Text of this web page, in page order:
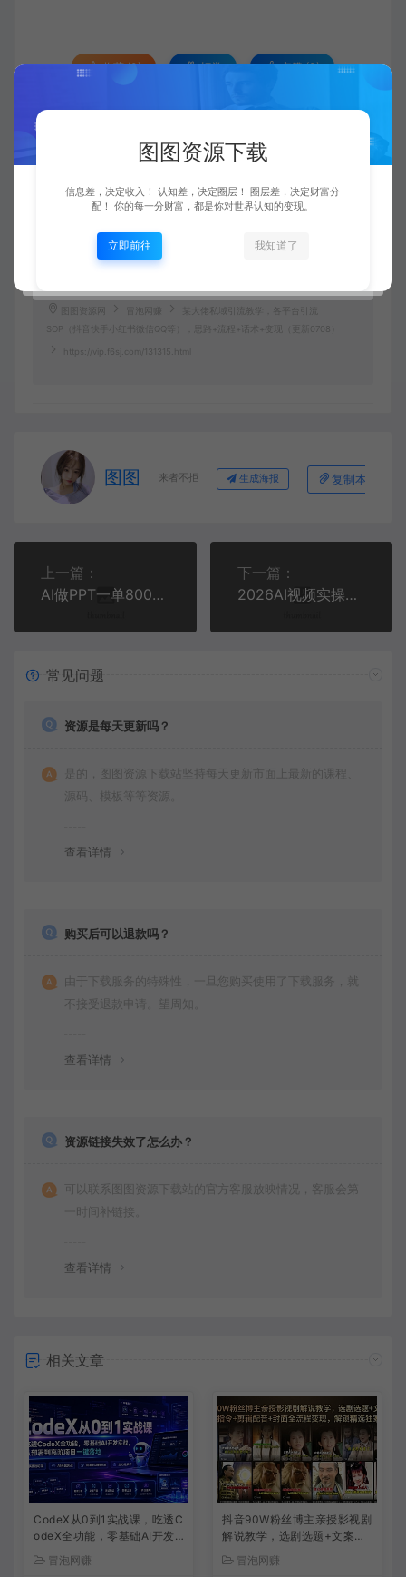
收藏 (0) 打赏 点赞 (0)
1. 本站所有资源来源于用户上传和网络，如有侵权请邮件联系站长！
2. 分享目的仅供大家学习和交流，您必须在下载后24小时内删除！
4. 本站提供的源码、模板、插件等等其他资源，都不包含技术服务请大家谅
6. 本站资源售价只是赞助，收取费用仅维持本站的日常运营所需！
7. 如果您也有好的资源或教程，您可以投稿发布，成功分享后有图币奖励和
图图资源网 冒泡网赚
某大佬私域引流教学，各平台引流
SOP（抖音快手小红书微信QQ等），思路+流程+话术+变现（更新0708）
https://vip.f6sj.com/131315.html
图图 来者不拒 生成海报 复制本文链接
上一篇：
AI做PPT一单800，日入上千很简单，附永久接单渠道+工具，0基础月入2W【揭秘】
下一篇：
2026AI视频实操进阶课，AI短视频、短剧、动画实操创作，每个人的零基础进阶ai课
常见问题
资源是每天更新吗？
是的，图图资源下载站坚持每天更新市面上最新的课程、
源码、模板等等资源。
查看详情
购买后可以退款吗？
由于下载服务的特殊性，一旦您购买使用了下载服务，就
不接受退款申请。望周知。
查看详情
资源链接失效了怎么办？
可以联系图图资源下载站的官方客服放映情况，客服会第
一时间补链接。
查看详情
相关文章
CodeX从0到1实战课，吃透C
odeX全功能，零基础AI开发
实战，从部署到高阶项目一键
落地
冒泡网赚
抖音90W粉丝博主亲授影视剧
解说教学，选剧选题+文案模
板+AI指令+剪辑配音+封面全
流程变现，解锁精选独家收益
冒泡网赚
图图资源下载
信息差，决定收入！ 认知差，决定圈层！ 圈层差，决定财富分
配！ 你的每一分财富，都是你对世界认知的变现。
立即前往 我知道了